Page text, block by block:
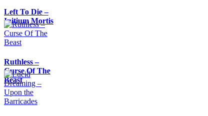
Left To Die –
Initium Mortis
Ruthless –
Curse Of The
Beast